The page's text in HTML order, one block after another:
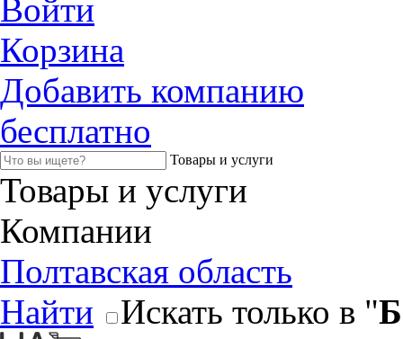
Войти
Корзина
Добавить компанию
бесплатно
Товары и услуги
Товары и услуги
Компании
Полтавская область
Найти
Искать только в "